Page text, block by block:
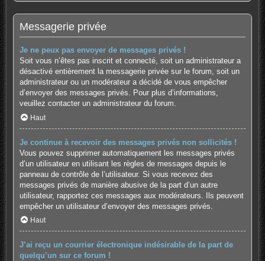
Messagerie privée
Je ne peux pas envoyer de messages privés !
Soit vous n’êtes pas inscrit et connecté, soit un administrateur a
désactivé entièrement la messagerie privée sur le forum, soit un
administrateur ou un modérateur a décidé de vous empêcher
d’envoyer des messages privés. Pour plus d’informations,
veuillez contacter un administrateur du forum.
Haut
Je continue à recevoir des messages privés non sollicités !
Vous pouvez supprimer automatiquement les messages privés
d’un utilisateur en utilisant les règles de messages depuis le
panneau de contrôle de l’utilisateur. Si vous recevez des
messages privés de manière abusive de la part d’un autre
utilisateur, rapportez ces messages aux modérateurs. Ils peuvent
empêcher un utilisateur d’envoyer des messages privés.
Haut
J’ai reçu un courrier électronique indésirable de la part de
quelqu’un sur ce forum !